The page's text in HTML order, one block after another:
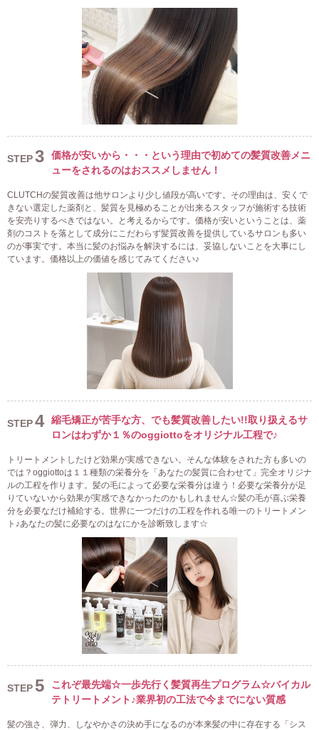
STEP3
価格が安いから・・・という理由で初めての髪質改善メニ
ューをされるのはおススメしません！
CLUTCHの髪質改善は他サロンより少し値段が高いです。その理由は、安くで
きない選定した薬剤と、髪質を見極めることが出来るスタッフが施術する技術
を安売りするべきではない。と考えるからです。価格が安いということは、薬
剤のコストを落として成分にこだわらず髪質改善を提供しているサロンも多い
のが事実です。本当に髪のお悩みを解決するには、妥協しないことを大事にし
ています。価格以上の価値を感じてみてください♪
STEP4
縮毛矯正が苦手な方、でも髪質改善したい!!取り扱えるサ
ロンはわずか１％のoggiottoをオリジナル工程で♪
トリートメントしたけど効果が実感できない。そんな体験をされた方も多いの
では？oggiottoは１１種類の栄養分を「あなたの髪質に合わせて」完全オリジナ
ルの工程を作ります。髪の毛によって必要な栄養分は違う！必要な栄養分が足
りていないから効果が実感できなかったのかもしれません☆髪の毛が喜ぶ栄養
分を必要なだけ補給する。世界に一つだけの工程を作れる唯一のトリートメン
ト♪あなたの髪に必要なのはなにかを診断致します☆
STEP 5
これぞ最先端☆一歩先行く髪質再生プログラム☆バイカル
テトリートメント♪業界初の工法で今までにない質感
髪の強さ、弾力、しなやかさの決め手になるのが本来髪の中に存在する「シス